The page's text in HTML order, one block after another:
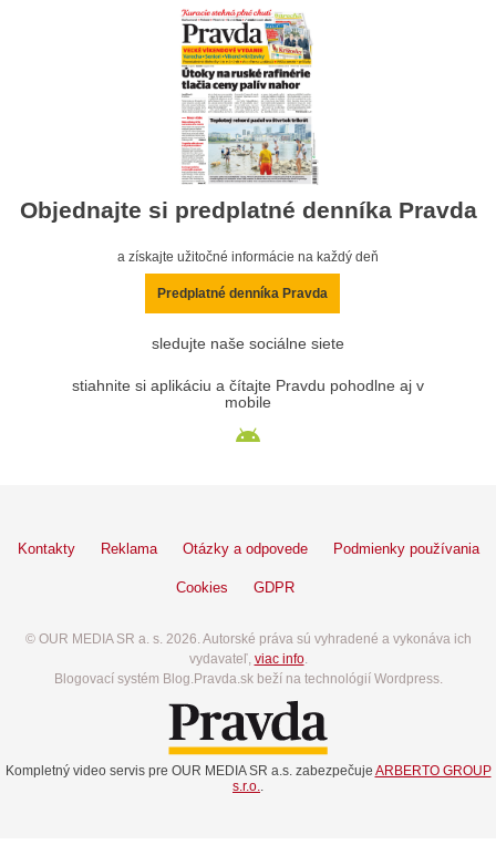
Objednajte si predplatné denníka Pravda
a získajte užitočné informácie na každý deň
Predplatné denníka Pravda
sledujte naše sociálne siete
stiahnite si aplikáciu a čítajte Pravdu pohodlne aj v
mobile
Kontakty Reklama Otázky a odpovede Podmienky používania
Cookies GDPR
© OUR MEDIA SR a. s. 2026. Autorské práva sú vyhradené a vykonáva ich
vydavateľ, viac info.
Blogovací systém Blog.Pravda.sk beží na technológií Wordpress.
Kompletný video servis pre OUR MEDIA SR a.s. zabezpečuje ARBERTO GROUP
s.r.o.